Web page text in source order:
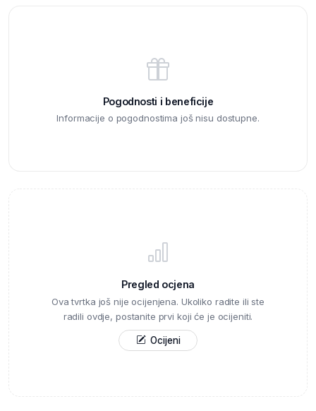
Pogodnosti i beneficije
Informacije o pogodnostima još nisu dostupne.
Pregled ocjena
Ova tvrtka još nije ocijenjena. Ukoliko radite ili ste
radili ovdje, postanite prvi koji će je ocijeniti.
Ocijeni